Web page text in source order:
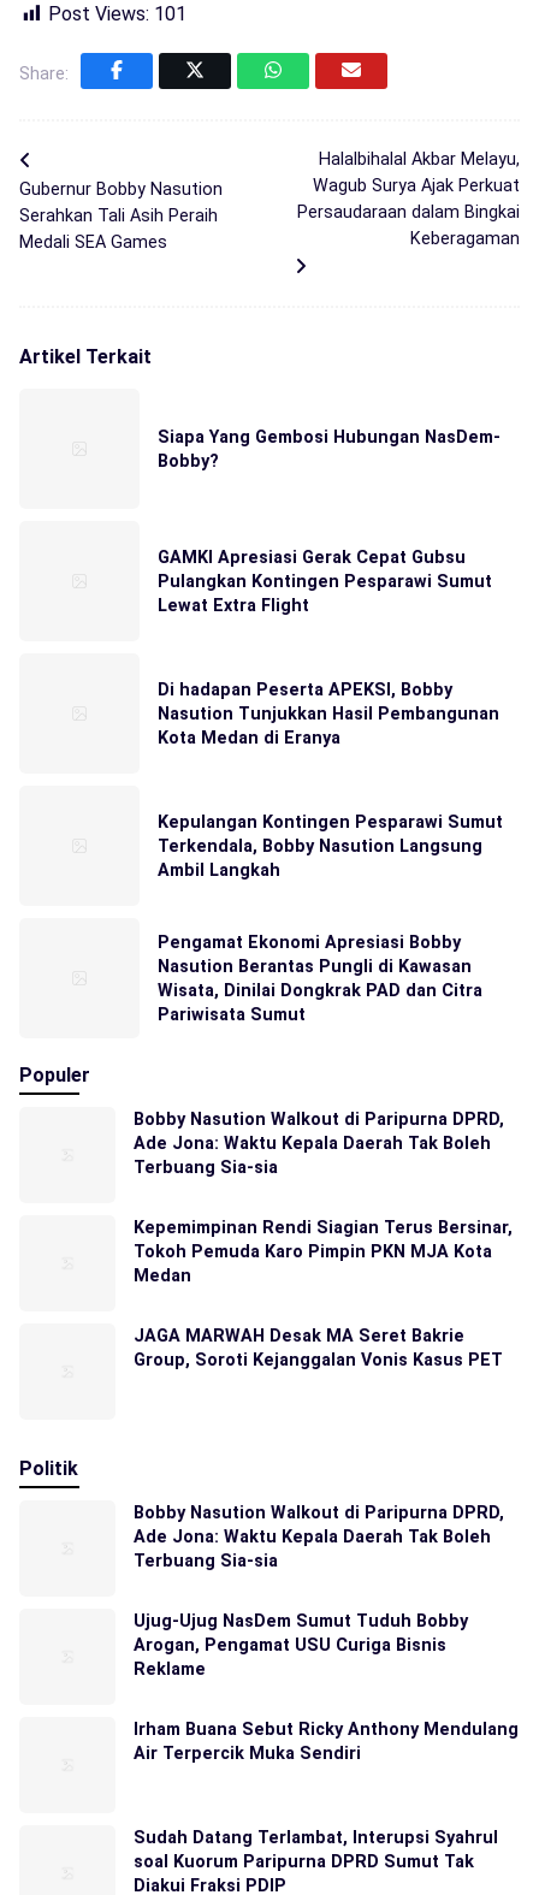
Post Views: 101
Share:
Gubernur Bobby Nasution
Serahkan Tali Asih Peraih
Medali SEA Games
Halalbihalal Akbar Melayu,
Wagub Surya Ajak Perkuat
Persaudaraan dalam Bingkai
Keberagaman
Artikel Terkait
Siapa Yang Gembosi Hubungan NasDem-
Bobby?
GAMKI Apresiasi Gerak Cepat Gubsu
Pulangkan Kontingen Pesparawi Sumut
Lewat Extra Flight
Di hadapan Peserta APEKSI, Bobby
Nasution Tunjukkan Hasil Pembangunan
Kota Medan di Eranya
Kepulangan Kontingen Pesparawi Sumut
Terkendala, Bobby Nasution Langsung
Ambil Langkah
Pengamat Ekonomi Apresiasi Bobby
Nasution Berantas Pungli di Kawasan
Wisata, Dinilai Dongkrak PAD dan Citra
Pariwisata Sumut
Populer
Bobby Nasution Walkout di Paripurna DPRD,
Ade Jona: Waktu Kepala Daerah Tak Boleh
Terbuang Sia-sia
Kepemimpinan Rendi Siagian Terus Bersinar,
Tokoh Pemuda Karo Pimpin PKN MJA Kota
Medan
JAGA MARWAH Desak MA Seret Bakrie
Group, Soroti Kejanggalan Vonis Kasus PET
Politik
Bobby Nasution Walkout di Paripurna DPRD,
Ade Jona: Waktu Kepala Daerah Tak Boleh
Terbuang Sia-sia
Ujug-Ujug NasDem Sumut Tuduh Bobby
Arogan, Pengamat USU Curiga Bisnis
Reklame
Irham Buana Sebut Ricky Anthony Mendulang
Air Terpercik Muka Sendiri
Sudah Datang Terlambat, Interupsi Syahrul
soal Kuorum Paripurna DPRD Sumut Tak
Diakui Fraksi PDIP